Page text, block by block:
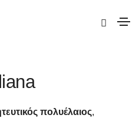
πολυέλαιος,